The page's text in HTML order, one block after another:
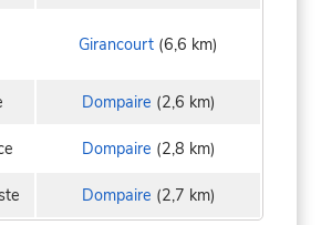
Girancourt (6,6 km)
Dompaire (2,6 km)
Dompaire (2,8 km)
Dompaire (2,7 km)